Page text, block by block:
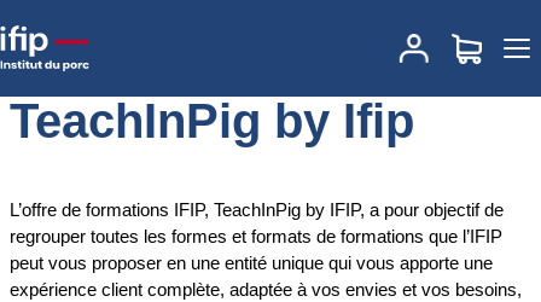
Accueil
TeachInPig by Ifip
L’offre de formations IFIP, TeachInPig by IFIP, a pour objectif de
regrouper toutes les formes et formats de formations que l’IFIP
peut vous proposer en une entité unique qui vous apporte une
expérience client complète, adaptée à vos envies et vos besoins,